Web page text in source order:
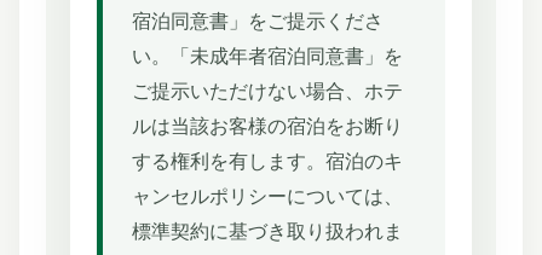
宿泊同意書」をご提示くださ
い。「未成年者宿泊同意書」を
ご提示いただけない場合、ホテ
ルは当該お客様の宿泊をお断り
する権利を有します。宿泊のキ
ャンセルポリシーについては、
標準契約に基づき取り扱われま